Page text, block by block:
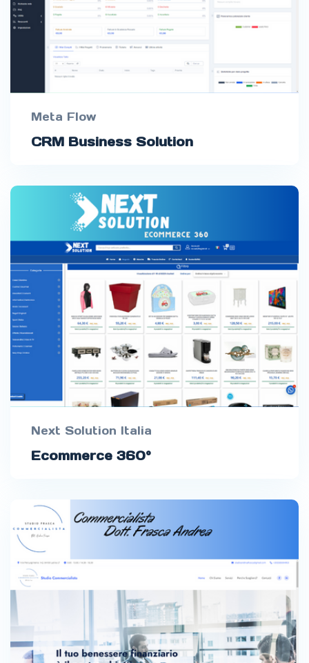
Meta Flow
CRM Business Solution
Next Solution Italia
Ecommerce 360°